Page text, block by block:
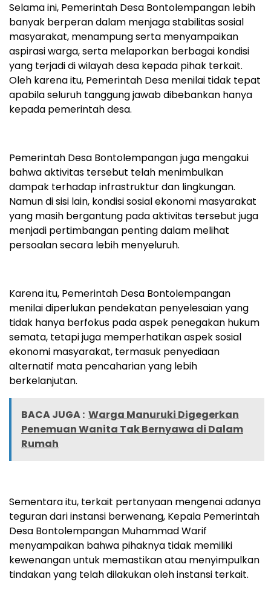
Selama ini, Pemerintah Desa Bontolempangan lebih
banyak berperan dalam menjaga stabilitas sosial
masyarakat, menampung serta menyampaikan
aspirasi warga, serta melaporkan berbagai kondisi
yang terjadi di wilayah desa kepada pihak terkait.
Oleh karena itu, Pemerintah Desa menilai tidak tepat
apabila seluruh tanggung jawab dibebankan hanya
kepada pemerintah desa.
Pemerintah Desa Bontolempangan juga mengakui
bahwa aktivitas tersebut telah menimbulkan
dampak terhadap infrastruktur dan lingkungan.
Namun di sisi lain, kondisi sosial ekonomi masyarakat
yang masih bergantung pada aktivitas tersebut juga
menjadi pertimbangan penting dalam melihat
persoalan secara lebih menyeluruh.
Karena itu, Pemerintah Desa Bontolempangan
menilai diperlukan pendekatan penyelesaian yang
tidak hanya berfokus pada aspek penegakan hukum
semata, tetapi juga memperhatikan aspek sosial
ekonomi masyarakat, termasuk penyediaan
alternatif mata pencaharian yang lebih
berkelanjutan.
BACA JUGA : Warga Manuruki Digegerkan
Penemuan Wanita Tak Bernyawa di Dalam
Rumah
Sementara itu, terkait pertanyaan mengenai adanya
teguran dari instansi berwenang, Kepala Pemerintah
Desa Bontolempangan Muhammad Warif
menyampaikan bahwa pihaknya tidak memiliki
kewenangan untuk memastikan atau menyimpulkan
tindakan yang telah dilakukan oleh instansi terkait.